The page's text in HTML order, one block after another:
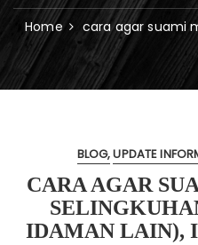
Home cara agar suami
BLOG UPDATE
CARA AGAR
IDAMAN LAIN),